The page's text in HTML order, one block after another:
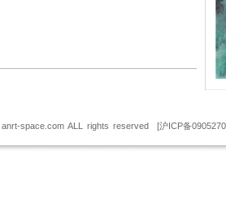
space.com ALL rights reserved [沪ICP备